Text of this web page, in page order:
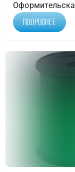
Подробнее